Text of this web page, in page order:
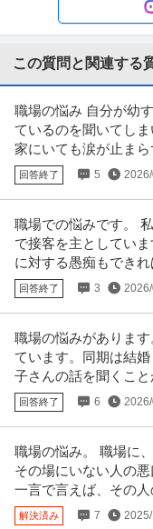
年収800万円〜1,000万
性などに応じ、当該求人を
採用 ／ 「新橋」人事
クラウドコンサルティング
新着 正社員 土日休み
年収400万円〜500万円
【職種】人事＞採用 【業
性などに応じ、当該求人をビ
年収1000万円も可能×
マネジメント業務
上野グループホールディン
月給47万円〜62.5万円
【年収1000万円も可能×土
ント業務 【高収入！稼ぐな
／平均年齢30代／残業
株式会社林電子
正社員 交通費支給 昇給
年収300万円〜500万円
【職種】管理＞経理（財務
この質問と関連する
職場の悩み 自分が幼
ているのを聞いてしま
家にいても涙が止ま
回答終了 5
職場での悩みです。
で接客を主としてい
に対する愚痴もでき
回答終了 3
職場の悩みがありま
ています。同期は結
子さんの話を聞くこ
回答終了 6
職場の悩み。 職場に
その場にいない人の
一言で言えば、その人
解決済み 7